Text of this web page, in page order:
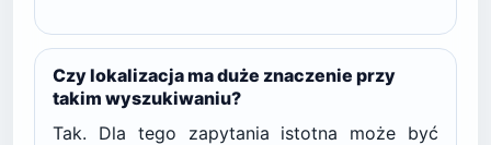
Czy lokalizacja ma duże znaczenie przy
takim wyszukiwaniu?
Tak. Dla tego zapytania istotna może być